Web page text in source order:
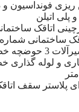
اتیلن
اتاقک
ساختمانی
پلی اتیلن
و لوله گذاری
پلاستر سقف